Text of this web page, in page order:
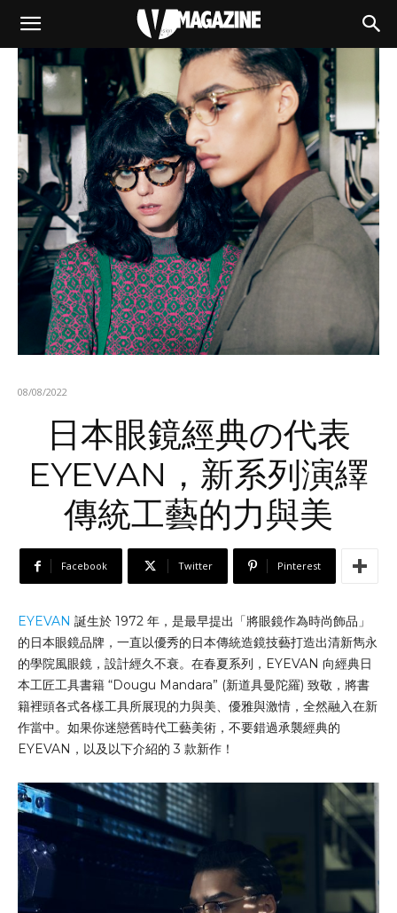
08/08/2022
日本眼鏡經典の代表
EYEVAN，新系列演繹
傳統工藝的力與美
Facebook Twitter Pinterest
EYEVAN 誕生於 1972 年，是最早提出「將眼鏡作為時尚飾品」
的日本眼鏡品牌，一直以優秀的日本傳統造鏡技藝打造出清新雋永
的學院風眼鏡，設計經久不衰。在春夏系列，EYEVAN 向經典日
本工匠工具書籍 “Dougu Mandara” (新道具曼陀羅) 致敬，將書
籍裡頭各式各樣工具所展現的力與美、優雅與激情，全然融入在新
作當中。如果你迷戀舊時代工藝美術，不要錯過承襲經典的
EYEVAN，以及以下介紹的 3 款新作！